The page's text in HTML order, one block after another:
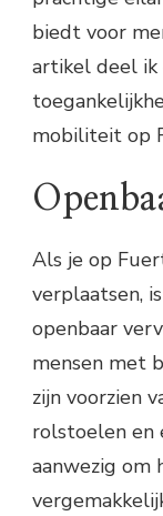
biedt voor
artikel deel ik
mobiliteit op
Als je op
verplaatsen,
openbaar
mensen met
zijn voorzien
rolstoelen en
aanwezig om